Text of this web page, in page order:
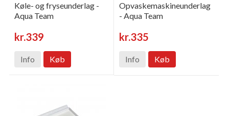
Køle- og fryseunderlag -
Aqua Team
kr.339
Info Køb
Opvaskemaskineunderlag
- Aqua Team
kr.335
Info Køb